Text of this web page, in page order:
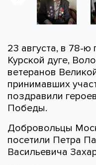
23 августа, в 78-
Курской дуге,
ветеранов
принимавших
поздравили
Победы.
Добровольцы
посетили Петра
Васильевича